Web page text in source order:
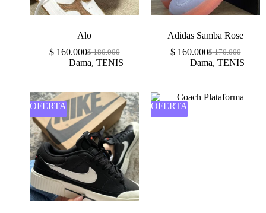
Alo
$180.000
$160.000
Dama, TENIS
Adidas Samba Rose
$170.000
$160.000
Dama, TENIS
OFERTA OFERTA